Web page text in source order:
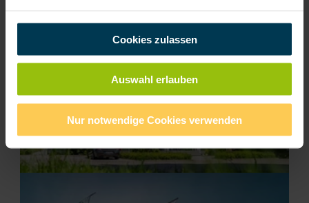
Cookies zulassen
Auswahl erlauben
Nur notwendige Cookies verwenden